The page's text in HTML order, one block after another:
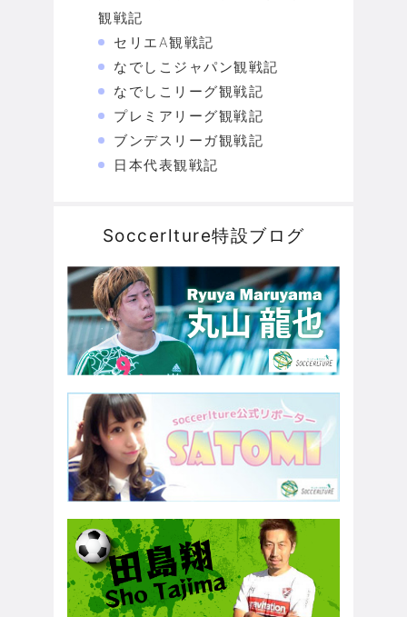
観戦記
セリエA観戦記
なでしこジャパン観戦記
なでしこリーグ観戦記
プレミアリーグ観戦記
ブンデスリーガ観戦記
日本代表観戦記
Soccerlture特設ブログ